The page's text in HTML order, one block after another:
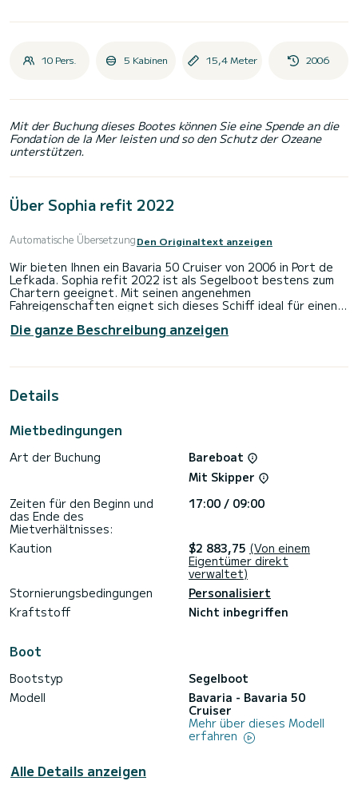
10 Pers. 5 Kabinen 15,4 Meter 2006
Mit der Buchung dieses Bootes können Sie eine Spende an die
Fondation de la Mer leisten und so den Schutz der Ozeane
unterstützen.
Über Sophia refit 2022
Automatische ÜbersetzungDen Originaltext anzeigen
Wir bieten Ihnen ein Bavaria 50 Cruiser von 2006 in Port de
Lefkada. Sophia refit 2022 ist als Segelboot bestens zum
Chartern geeignet. Mit seinen angenehmen
Fahreigenschaften eignet sich dieses Schiff ideal für einen
Das Boot hat 5 Kabinen mit allem Komfort und eine
Metern wird es Ihr perfekter Begleiter sein, um einen
Port de Lefkada zu verbringen.
Toiletten mit Dusche
Dieses Boot ist mit einem Rollgroßsegel und einem Rollgenua
ausgestattet. Es ist unter anderem mit folgender
Ausrüstung ausgestattet: Autopilot, Bugstrahlruder,
Außenlautsprecher, USB-Steckdose, Deckdusche,
Bluetooth-Verbindung.
Bitte fordern Sie Ihr Angebot direkt über die Plattform an,
damit wir Ihnen die besten Vorschläge schicken können.
Die ganze Beschreibung anzeigen
Details
Mietbedingungen
Art der Buchung
Bareboat
Mit Skipper
Zeiten für den Beginn und
das Ende des
Mietverhältnisses:
17:00 / 09:00
Kaution $2 883,75 (Von einem
Eigentümer direkt
verwaltet)
Stornierungsbedingungen
Personalisiert
Kraftstoff
Nicht inbegriffen
Boot
Bootstyp
Segelboot
Modell
Bavaria - Bavaria 50
Cruiser
Mehr über dieses Modell
erfahren
Alle Details anzeigen